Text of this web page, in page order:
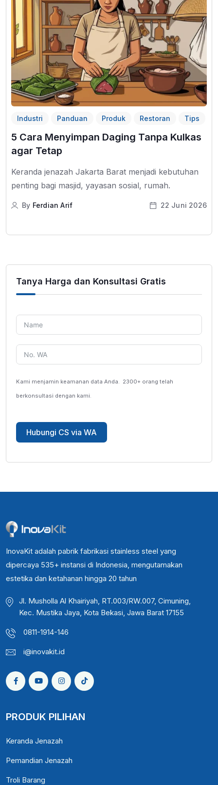
Industri Panduan Produk Restoran Tips
5 Cara Menyimpan Daging Tanpa Kulkas
agar Tetap
Keranda jenazah Jakarta Barat menjadi kebutuhan
penting bagi masjid, yayasan sosial, rumah.
By Ferdian Arif 22 Juni 2026
Tanya Harga dan Konsultasi Gratis
Kami menjamin keamanan data Anda. 2300+ orang telah
berkonsultasi dengan kami.
Hubungi CS via WA
InovaKit adalah pabrik fabrikasi stainless steel yang
dipercaya 535+ instansi di Indonesia, mengutamakan
estetika dan ketahanan hingga 20 tahun
Jl. Musholla Al Khairiyah, RT.003/RW.007, Cimuning,
Kec. Mustika Jaya, Kota Bekasi, Jawa Barat 17155
0811-1914-146
i@inovakit.id
PRODUK PILIHAN
Keranda Jenazah
Pemandian Jenazah
Troli Barang